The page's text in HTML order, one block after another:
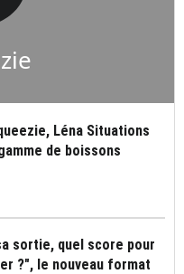
Léna Situations
de boissons
sortie, quel score pour
?", le nouveau format